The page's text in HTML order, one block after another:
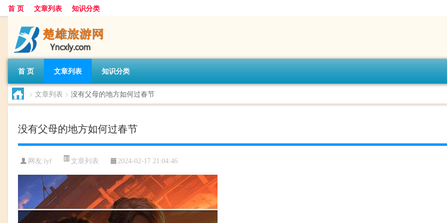
首 页 文章列表 知识分类
首 页 文章列表 知识分类
> 文章列表 > 没有父母的地方如何过春节
没有父母的地方如何过春节
网友: lyf 文章列表 2024-02-17 21:04:46